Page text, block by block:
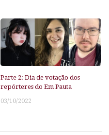
Parte 2: Dia de votação dos
repórteres do Em Pauta
03/10/2022